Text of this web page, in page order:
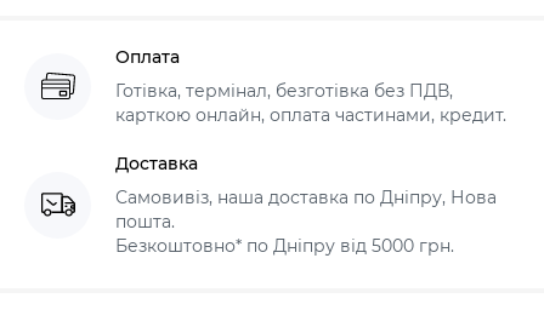
Оплата
Готівка, термінал, безготівка без ПДВ,
карткою онлайн, оплата частинами, кредит.
Доставка
Самовивіз, наша доставка по Дніпру, Нова
пошта.
Безкоштовно* по Дніпру від 5000 грн.